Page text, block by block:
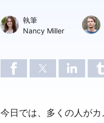
執筆
Nancy Miller
今日では、多くの人が